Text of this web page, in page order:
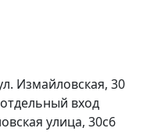
Измайловская, 30
вход
улица, 30с6